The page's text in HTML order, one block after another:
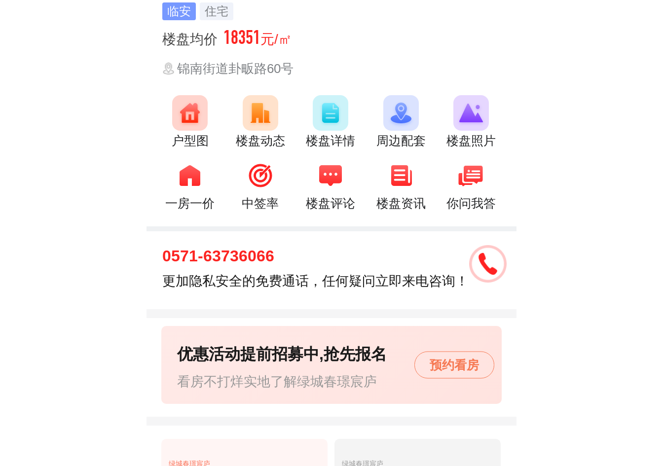
临安 住宅
楼盘均价 18351元/㎡
锦南街道卦畈路60号
户型图 楼盘动态 楼盘详情 周边配套 楼盘照片
一房一价 中签率 楼盘评论 楼盘资讯 你问我答
0571-63736066
更加隐私安全的免费通话，任何疑问立即来电咨询！
看房不打烊实地了解绿城春璟宸庐
优惠活动提前招募中,抢先报名
预约看房
绿城春璟宸庐 绿城春璟宸庐